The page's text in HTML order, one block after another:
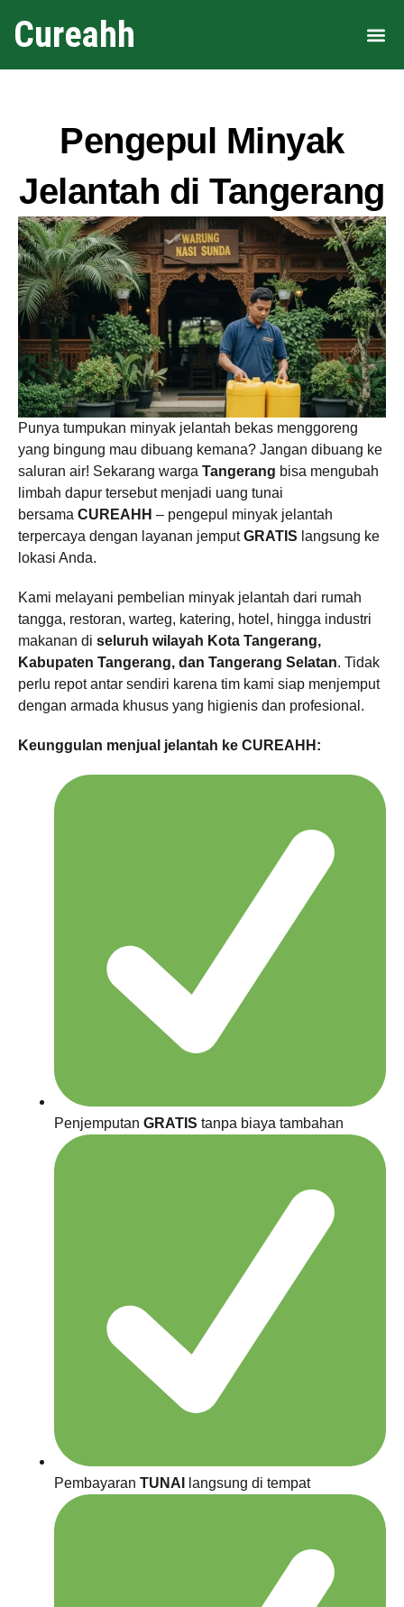
Cureahh
Pengepul Minyak
Jelantah di Tangerang
Punya tumpukan minyak jelantah bekas menggoreng
yang bingung mau dibuang kemana? Jangan dibuang ke
saluran air! Sekarang warga Tangerang bisa mengubah
limbah dapur tersebut menjadi uang tunai
bersama CUREAHH – pengepul minyak jelantah
terpercaya dengan layanan jemputGRATIS langsung ke
lokasi Anda.
Kami melayani pembelian minyak jelantah dari rumah
tangga, restoran, warteg, katering, hotel, hingga industri
makanan di seluruh wilayah Kota Tangerang,
Kabupaten Tangerang, dan Tangerang Selatan. Tidak
perlu repot antar sendiri karena tim kami siap menjemput
dengan armada khusus yang higienis dan profesional.
Keunggulan menjual jelantah ke CUREAHH:
Penjemputan GRATIS tanpa biaya tambahan
Pembayaran TUNAI langsung di tempat